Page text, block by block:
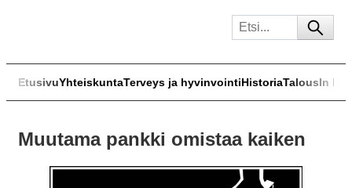
EtusivuYhteiskuntaTerveys ja hyvinvointiHistoriaTalousIn
Muutama pankki omistaa kaiken